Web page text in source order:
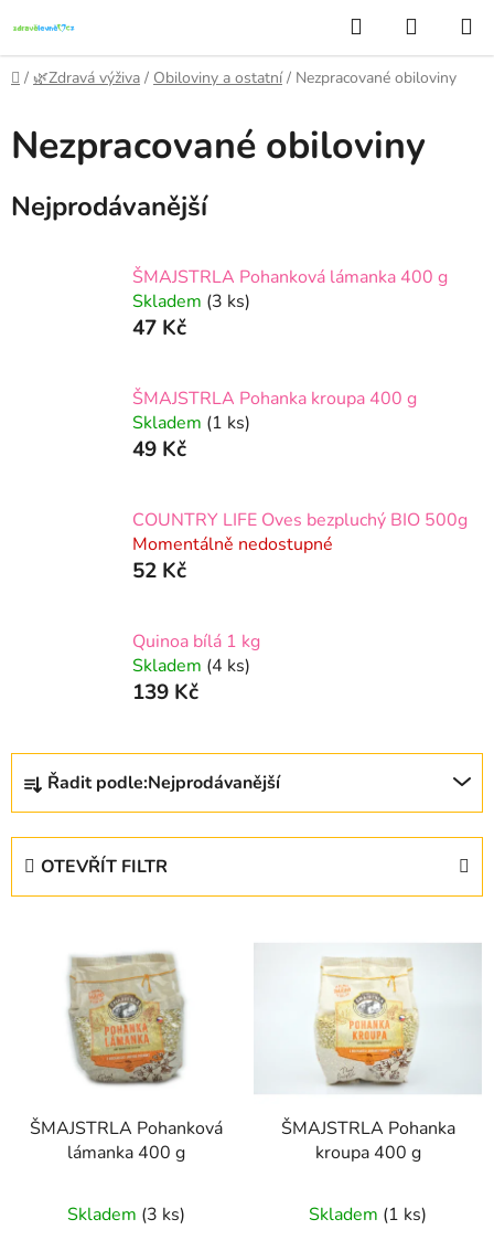
na
obsah
Hledat
KOŠÍK
Domů
/ 🌿Zdravá výživa / Obiloviny a ostatní / Nezpracované obiloviny
Nezpracované obiloviny
Nejprodávanější
ŠMAJSTRLA Pohanková lámanka 400 g
Skladem (3 ks)
47 Kč
ŠMAJSTRLA Pohanka kroupa 400 g
Skladem (1 ks)
49 Kč
COUNTRY LIFE Oves bezpluchý BIO 500g
Momentálně nedostupné
52 Kč
Quinoa bílá 1 kg
Skladem (4 ks)
139 Kč
Ř
z
Řadit podle:Nejprodávanější
OTEVŘÍT FILTR
ŠMAJSTRLA Pohanková
lámanka 400 g
Skladem (3 ks)
ŠMAJSTRLA Pohanka
kroupa 400 g
Skladem (1 ks)